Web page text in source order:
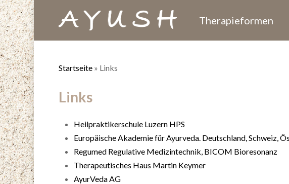
Skip
to
main
content
Therapieformen
Startseite» Links
Links
Heilpraktikerschule Luzern HPS
Europäische Akademie für Ayurveda. Deutschland, Schweiz,
Regumed Regulative Medizintechnik, BICOM Bioresonanz
Therapeutisches Haus Martin Keymer
AyurVeda AG